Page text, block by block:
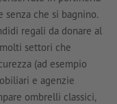
che si bagnino.
regali da donare al
settori che
(ad esempio
e agenzie
ombrelli classici,